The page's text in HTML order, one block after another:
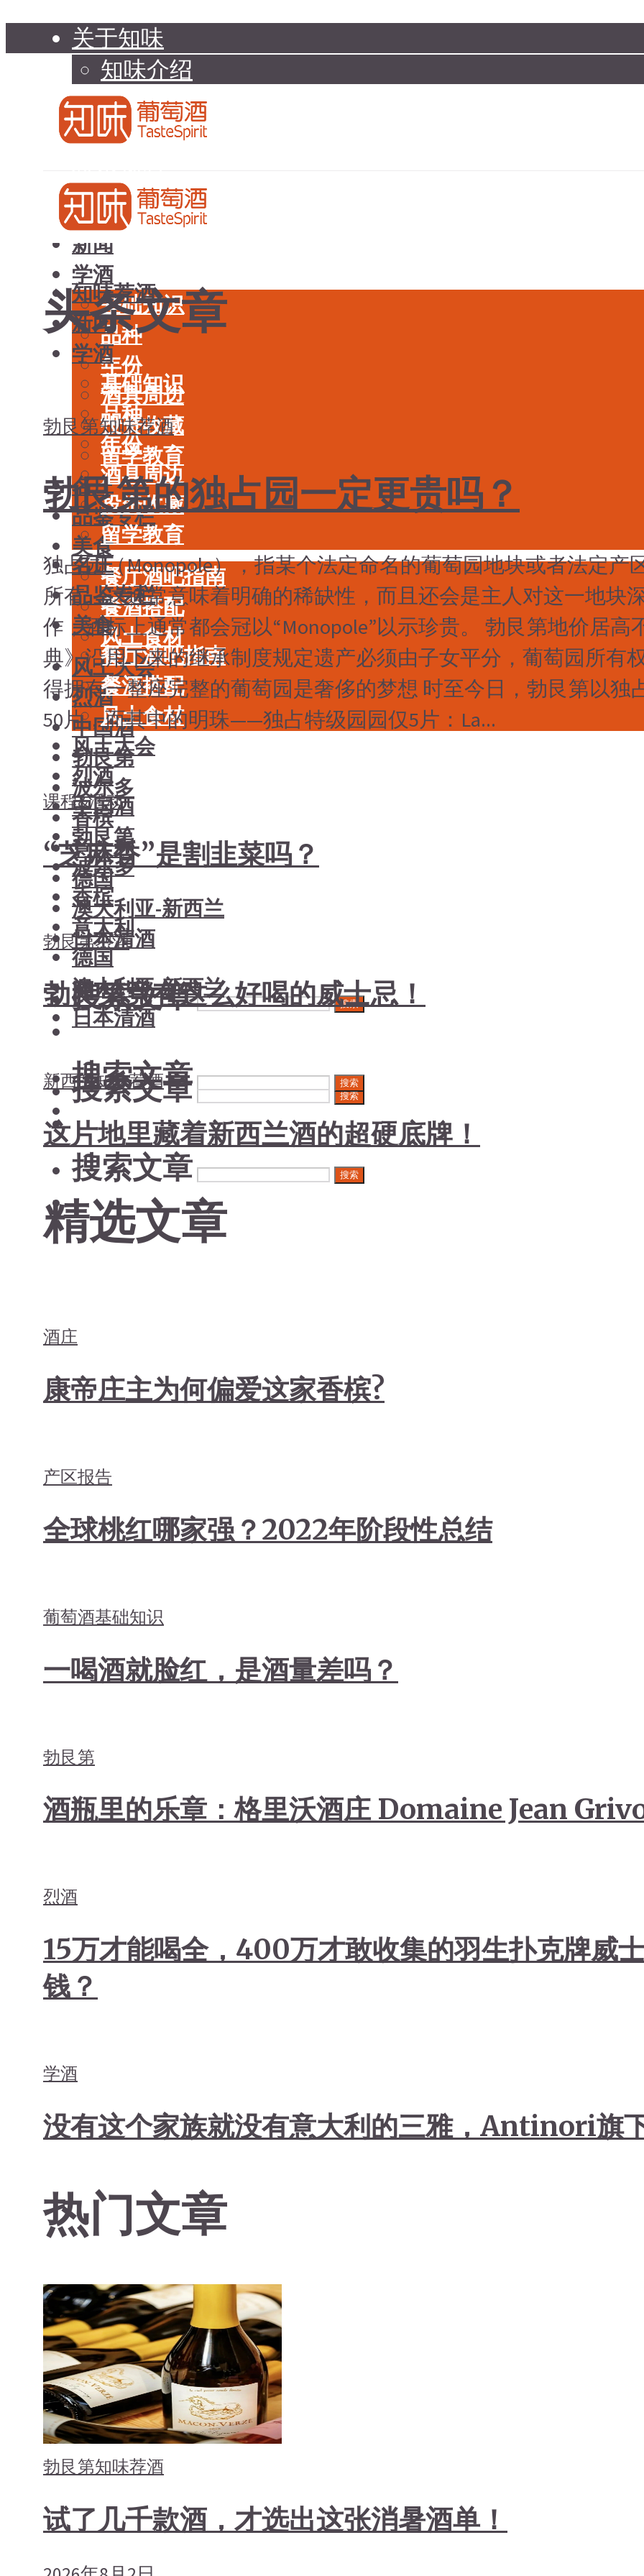
关于知味
知味介绍
知味专家顾问委员会
加入知味
知味荐酒
新闻
学酒
基础知识
品种
年份
酒具周边
投资收藏
留学教育
名庄
品鉴专栏
美食
餐厅酒吧指南
餐酒搭配
风土食材
风土大会
烈酒
中国酒
勃艮第
波尔多
香槟
意大利
德国
澳大利亚-新西兰
日本清酒
搜索文章 搜索
搜索文章 搜索
知味荐酒
新闻
学酒
基础知识
品种
年份
酒具周边
投资收藏
留学教育
名庄
品鉴专栏
美食
餐厅酒吧指南
餐酒搭配
风土食材
风土大会
烈酒
中国酒
勃艮第
波尔多
香槟
意大利
德国
澳大利亚-新西兰
日本清酒
搜索文章 搜索
搜索文章 搜索
头条文章
勃艮第知味荐酒
勃艮第的独占园一定更贵吗？
独占园（Monopole），指某个法定命名的葡萄园地块或者法定产
所有。这通常意味着明确的稀缺性，而且还会是主人对这一地块
作，酒标上通常都会冠以“Monopole”以示珍贵。 勃艮第地价居
典》沿用下来的继承制度规定遗产必须由子女平分，葡萄园所有
得拥有一整座完整的葡萄园是奢侈的梦想 时至今日，勃艮第以独
50片，而其中的明珠——独占特级园园仅5片：La...
课程&活动
“芝麻香”是割韭菜吗？
勃艮第烈酒
勃艮第竟有这么好喝的威士忌！
新西兰知味荐酒
这片地里藏着新西兰酒的超硬底牌！
精选文章
酒庄
康帝庄主为何偏爱这家香槟?
产区报告
全球桃红哪家强？2022年阶段性总结
葡萄酒基础知识
一喝酒就脸红，是酒量差吗？
勃艮第
酒瓶里的乐章：格里沃酒庄 Domaine Jean
烈酒
15万才能喝全，400万才敢收集的羽生扑克牌威
钱？
学酒
没有这个家族就没有意大利的三雅，Antinori旗
热门文章
勃艮第知味荐酒
试了几千款酒，才选出这张消暑酒单！